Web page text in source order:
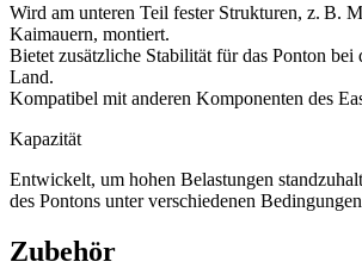
Wird am unteren Teil fester Strukturen, z. B.
Kaimauern, montiert.
Bietet zusätzliche Stabilität für das Ponton bei
Land.
Kompatibel mit anderen Komponenten des
Kapazität
Entwickelt, um hohen Belastungen
des Pontons unter verschiedenen
Zubehör